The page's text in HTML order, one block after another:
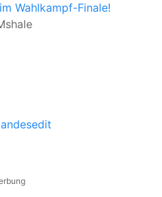
Wahlkampf-Finale!